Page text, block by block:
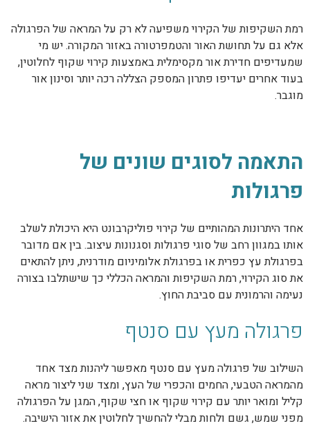
רמת השקיפות של הקירוי משפיעה לא רק על המראה של הפרגולה
אלא גם על תחושת האור והטמפרטורה באזור המקורה. יש מי
שמעדיפים חדירת אור מקסימלית באמצעות קירוי שקוף לחלוטין,
בעוד אחרים יעדיפו פתרון המספק הצללה רכה יותר וסינון אור
מוגבר.
התאמה לסוגים שונים של
פרגולות
אחד היתרונות המהותיים של קירוי פוליקרבונט היא היכולת לשלב
אותו במגוון רחב של סוגי פרגולות וסגנונות עיצוב. בין אם מדובר
בפרגולת עץ כפרית או בפרגולת אלומיניום מודרנית, ניתן להתאים
את סוג הקירוי, רמת השקיפות והמראה הכללי כך שישתלבו בצורה
נעימה והרמונית עם סביבת החוץ.
פרגולה מעץ עם סנטף
השילוב של פרגולה מעץ עם סנטף מאפשר ליהנות מצד אחד
מהמראה הטבעי, החמים והכפרי של העץ, ומצד שני ליצור מראה
קליל ומואר יותר עם קירוי שקוף או חצי שקוף, המגן על הפרגולה
מפני שמש, גשם ולחות מבלי להחשיך לחלוטין את אזור הישיבה.